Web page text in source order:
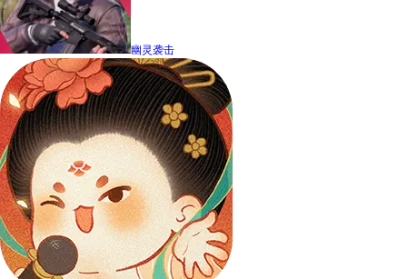
幽灵袭击